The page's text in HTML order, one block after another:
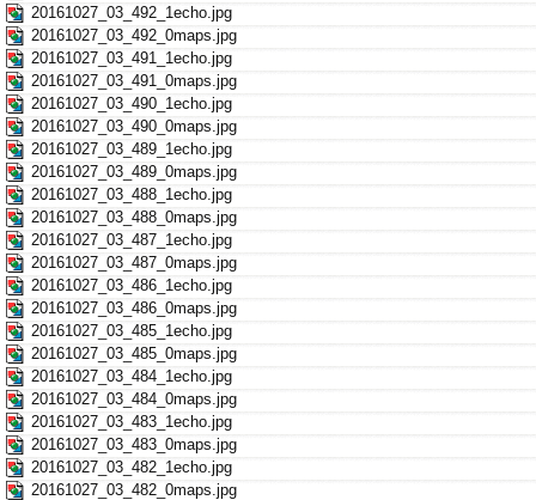
20161027_03_492_1echo.jpg
20161027_03_492_0maps.jpg
20161027_03_491_1echo.jpg
20161027_03_491_0maps.jpg
20161027_03_490_1echo.jpg
20161027_03_490_0maps.jpg
20161027_03_489_1echo.jpg
20161027_03_489_0maps.jpg
20161027_03_488_1echo.jpg
20161027_03_488_0maps.jpg
20161027_03_487_1echo.jpg
20161027_03_487_0maps.jpg
20161027_03_486_1echo.jpg
20161027_03_486_0maps.jpg
20161027_03_485_1echo.jpg
20161027_03_485_0maps.jpg
20161027_03_484_1echo.jpg
20161027_03_484_0maps.jpg
20161027_03_483_1echo.jpg
20161027_03_483_0maps.jpg
20161027_03_482_1echo.jpg
20161027_03_482_0maps.jpg